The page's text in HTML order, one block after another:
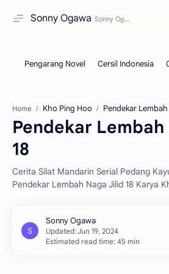
Sonny Ogawa
Home Kho Ping Hoo Pendekar
Pendekar
18
Cerita Silat Mandarin Serial Pedang
Pendekar Lembah Naga Jilid 18 Karya
Estimated read time: 45 min